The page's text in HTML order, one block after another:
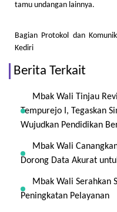
tamu undangan lainnya.
Bagian Protokol dan
Kediri
Berita Terkait
Mbak Wali Tinjau
Tempurejo I, Tegaskan
Wujudkan Pendidikan
Mbak Wali
Dorong Data Akurat
Mbak Wali Serahkan
Peningkatan Pelayanan